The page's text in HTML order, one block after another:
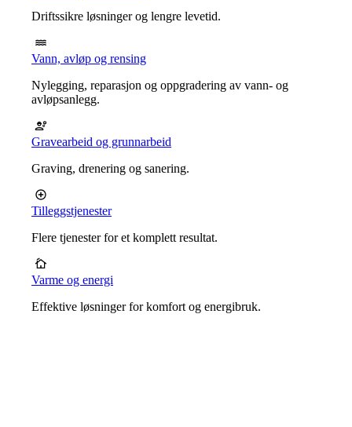
Driftssikre løsninger og lengre levetid.
Vann, avløp og rensing
Nylegging, reparasjon og oppgradering av vann- og
avløpsanlegg.
Gravearbeid og grunnarbeid
Graving, drenering og sanering.
Tilleggstjenester
Flere tjenester for et komplett resultat.
Varme og energi
Effektive løsninger for komfort og energibruk.